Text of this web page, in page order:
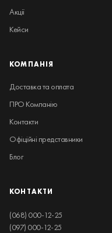
Акції
Кейси
КОМПАНІЯ
Доставка та оплата
ПРО Компанію
Контакти
Офіційні представники
Блог
КОНТАКТИ
(068) 000-12-25
(097) 000-12-25